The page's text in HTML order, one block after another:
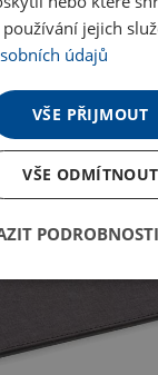
používání jejich
údajů
VŠE PŘIJMOUT
VŠE ODMÍTNOUT
PODROBNOSTI